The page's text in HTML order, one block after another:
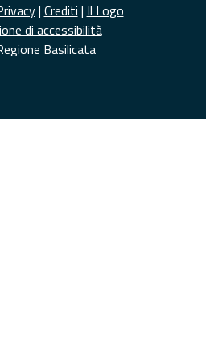
| Crediti | Il Logo
di accessibilità
Basilicata